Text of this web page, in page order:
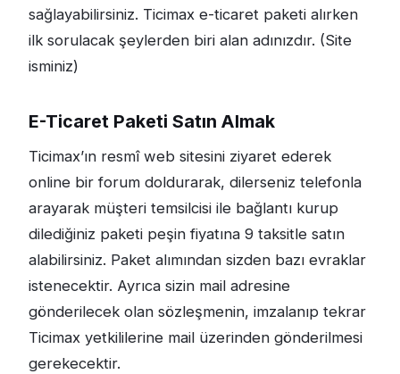
sağlayabilirsiniz. Ticimax e-ticaret paketi alırken
ilk sorulacak şeylerden biri alan adınızdır. (Site
isminiz)
E-Ticaret Paketi Satın Almak
Ticimax’ın resmî web sitesini ziyaret ederek
online bir forum doldurarak, dilerseniz telefonla
arayarak müşteri temsilcisi ile bağlantı kurup
dilediğiniz paketi peşin fiyatına 9 taksitle satın
alabilirsiniz. Paket alımından sizden bazı evraklar
istenecektir. Ayrıca sizin mail adresine
gönderilecek olan sözleşmenin, imzalanıp tekrar
Ticimax yetkililerine mail üzerinden gönderilmesi
gerekecektir.